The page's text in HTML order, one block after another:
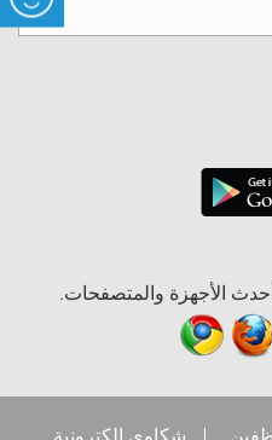
الأجهزة والمتصفحات.